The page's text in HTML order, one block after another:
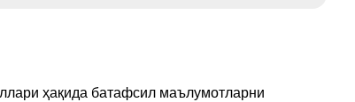
ҳақида батафсил маълумотларни